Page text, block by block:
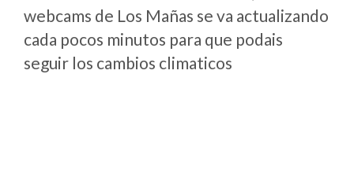
webcams de Los Mañas se va actualizando
cada pocos minutos para que podais
seguir los cambios climaticos